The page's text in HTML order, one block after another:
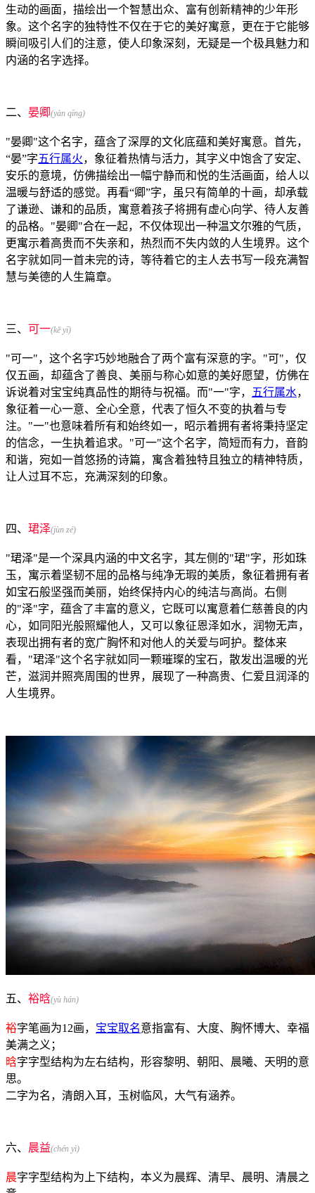
生动的画面，描绘出一个智慧出众、富有创新精神的少年形
象。这个名字的独特性不仅在于它的美好寓意，更在于它能够
瞬间吸引人们的注意，使人印象深刻，无疑是一个极具魅力和
内涵的名字选择。
二、 晏卿(yàn qīng)
"晏卿"这个名字，蕴含了深厚的文化底蕴和美好寓意。首先，
“晏”字五行属火，象征着热情与活力，其字义中饱含了安定、
安乐的意境，仿佛描绘出一幅宁静而和悦的生活画面，给人以
温暖与舒适的感觉。再看“卿”字，虽只有简单的十画，却承载
了谦逊、谦和的品质，寓意着孩子将拥有虚心向学、待人友善
的品格。"晏卿"合在一起，不仅体现出一种温文尔雅的气质，
更寓示着高贵而不失亲和，热烈而不失内敛的人生境界。这个
名字就如同一首未完的诗，等待着它的主人去书写一段充满智
慧与美德的人生篇章。
三、 可一(kě yī)
"可一"，这个名字巧妙地融合了两个富有深意的字。"可"，仅
仅五画，却蕴含了善良、美丽与称心如意的美好愿望，仿佛在
诉说着对宝宝纯真品性的期待与祝福。而"一"字，
五行属水，
象征着一心一意、全心全意，代表了恒久不变的执着与专
注。"一"也意味着所有和始终如一，昭示着拥有者将秉持坚定
的信念，一生执着追求。"可一"这个名字，简短而有力，音韵
和谐，宛如一首悠扬的诗篇，寓含着独特且独立的精神特质，
让人过耳不忘，充满深刻的印象。
四、 珺泽(jùn zé)
"珺泽"是一个深具内涵的中文名字，其左侧的"珺"字，形如珠
玉，寓示着坚韧不屈的品格与纯净无瑕的美质，象征着拥有者
如宝石般坚强而美丽，始终保持内心的纯洁与高尚。右侧
的"泽"字，蕴含了丰富的意义，它既可以寓意着仁慈善良的内
心，如同阳光般照耀他人，又可以象征恩泽如水，润物无声，
表现出拥有者的宽广胸怀和对他人的关爱与呵护。整体来
看，"珺泽"这个名字就如同一颗璀璨的宝石，散发出温暖的光
芒，滋润并照亮周围的世界，展现了一种高贵、仁爱且润泽的
人生境界。
五、 裕晗(yù hán)
裕字笔画为12画， 宝宝取名意指富有、大度、胸怀博大、幸福
美满之义；
晗字字型结构为左右结构，形容黎明、朝阳、晨曦、天明的意
思。
二字为名，清朗入耳，玉树临风，大气有涵养。
六、 晨益(chén yì)
晨字字型结构为上下结构，本义为晨辉、清早、晨明、清晨之